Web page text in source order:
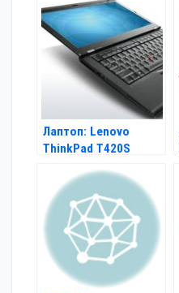
Лаптоп: Lenovo
ThinkPad T420S